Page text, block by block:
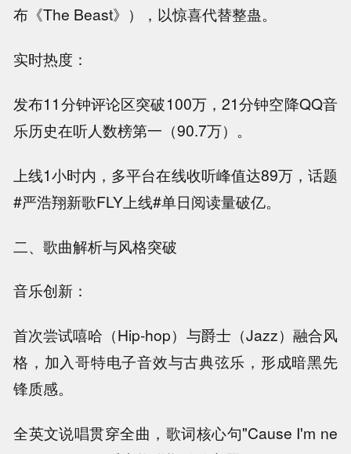
布《The Beast》），以惊喜代替整蛊。
实时热度：
发布11分钟评论区突破100万，21分钟空降QQ音
乐历史在听人数榜第一（90.7万）。
上线1小时内，多平台在线收听峰值达89万，话题
#严浩翔新歌FLY上线#单日阅读量破亿。
二、歌曲解析与风格突破
音乐创新：
首次尝试嘻哈（Hip-hop）与爵士（Jazz）融合风
格，加入哥特电子音效与古典弦乐，形成暗黑先
锋质感。
全英文说唱贯穿全曲，歌词核心句"Cause I'm ne